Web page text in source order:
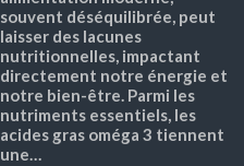
souvent déséquilibrée, peut
laisser des lacunes
nutritionnelles, impactant
directement notre énergie et
notre bien-être. Parmi les
nutriments essentiels, les
acides gras oméga 3 tiennent
une…